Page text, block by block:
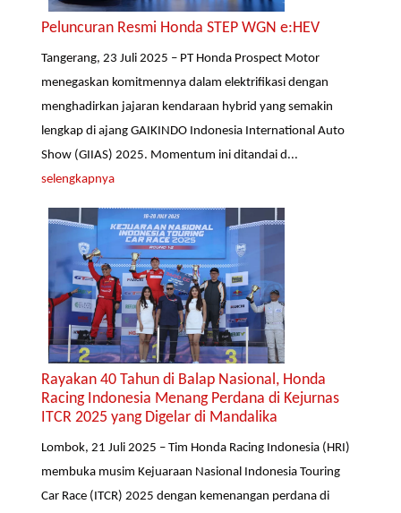
Peluncuran Resmi Honda STEP WGN e:HEV
Tangerang, 23 Juli 2025 – PT Honda Prospect Motor
menegaskan komitmennya dalam elektrifikasi dengan
menghadirkan jajaran kendaraan hybrid yang semakin
lengkap di ajang GAIKINDO Indonesia International Auto
Show (GIIAS) 2025. Momentum ini ditandai d...
selengkapnya
Rayakan 40 Tahun di Balap Nasional, Honda
Racing Indonesia Menang Perdana di Kejurnas
ITCR 2025 yang Digelar di Mandalika
Lombok, 21 Juli 2025 – Tim Honda Racing Indonesia (HRI)
membuka musim Kejuaraan Nasional Indonesia Touring
Car Race (ITCR) 2025 dengan kemenangan perdana di